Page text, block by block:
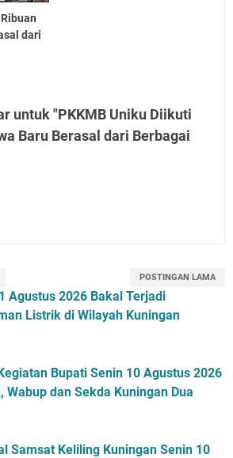
dari
untuk "PKKMB Uniku Diikuti
Baru Berasal dari Berbagai
POSTINGAN LAMA
Agustus 2026 Bakal Terjadi
Listrik di Wilayah Kuningan
Bupati Senin 10 Agustus 2026
Wabup dan Sekda Kuningan Dua
Samsat Keliling Kuningan Senin 10